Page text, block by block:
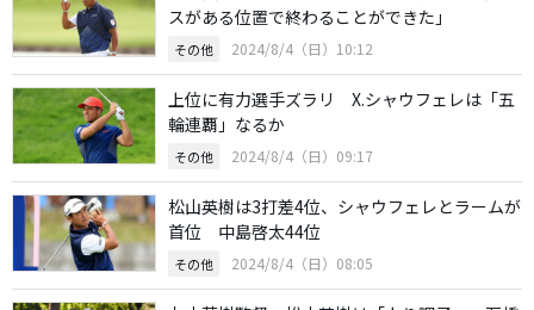
スがある位置で終わることができた」
その他 2024/8/4（日）10:12
上位に有力選手ズラリ X.シャウフェレは「五
輪連覇」なるか
その他 2024/8/4（日）09:17
松山英樹は3打差4位、シャウフェレとラームが
首位 中島啓太44位
その他 2024/8/4（日）08:05